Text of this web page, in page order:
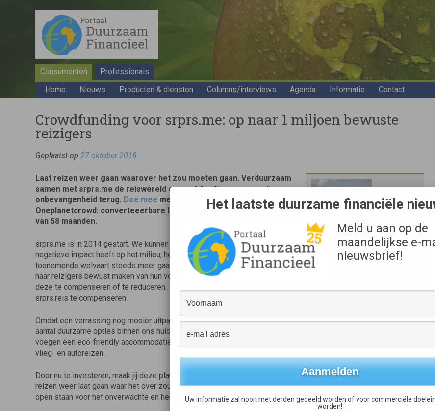
Consumenten
Professionals
Home
Nieuws Producten & diensten Columns/interviews Agenda Informatie Contact
Crowdfunding voor srprs.me: op naar 1 miljoen bewuste
reizigers
Geplaatst op 27 oktober 2018
Laat reizen weer gaan waarover het zou moeten gaan. Verduurzaam
samen met srprs.me de reiswereld en geef 1 miljoen mensen hun
onbevangenheid terug. Doe mee met de crowdfundingcampagne via
Oneplanetcrowd: converteeerbare lening met 7% rente en looptijd
van 58 maanden.
srprs.me is in 2014 gestart. We kunnen er niet onderuit dat reizen een
negatieve impact heeft op het milieu, helemaal nu mensen door de
toenemende welvaart steeds meer gaan reizen. Juist daarom wil srprs.me
haar reizigers bewust maken van hun voetafdruk. We moedigen ze aan om
deze te compenseren of te reduceren. Te beginnen met de mogelijkheid om de CO2-uitstoot van een volledige
srprs.reis te compenseren.
Omdat een verrassing nog mooier uitpakt in een wereld die we ook mooi houden, lanceren we daarnaast nog een
aantal duurzame opties binnen ons huidige aanbod van reizen. Er komt een roadtrip voor elektrische rijders, we
voegen een eco-friendly accommodatietype toe en we lanceren de treinreis als volwaardig alternatief voor onze
vlieg- en autoreizen.
Door nu te investeren, maak jij deze plannen samen met ons waar en word je mede-eigenaar van een bedrijf dat
reizen weer laat gaan waar het over zou moeten gaan: vanuit een onbevangen geest genieten van het moment,
open staan voor het onverwachte en herinneringen maken voor later.
Het laatste duurzame financiële
Meld u aan op de
maandelijkse e-
nieuwsbrief!
Uw informatie zal nooit met derden gedeeld worden of voor commerciële
worden!